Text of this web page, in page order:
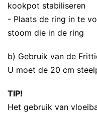
kookpot stabiliseren
- Plaats de ring in te
stoom die in de ring
b) Gebruik van de
U moet de 20 cm
TIP!
Het gebruik van